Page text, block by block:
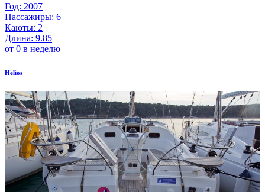
Год: 2007
Пассажиры: 6
Каюты: 2
Длина: 9.85
от 0 в неделю
Helios